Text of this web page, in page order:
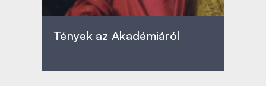
Tények az Akadémiáról